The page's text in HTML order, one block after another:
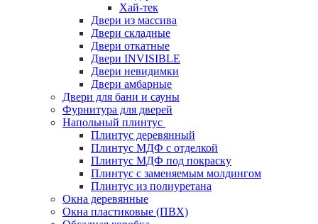
Хай-тек
Двери из массива
Двери складные
Двери откатные
Двери INVISIBLE
Двери невидимки
Двери амбарные
Двери для бани и сауны
Фурнитура для дверей
Напольный плинтус
Плинтус деревянный
Плинтус МДФ с отделкой
Плинтус МДФ под покраску
Плинтус с заменяемым молдингом
Плинтус из полиуретана
Окна деревянные
Окна пластиковые (ПВХ)